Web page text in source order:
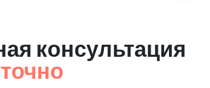
консультация